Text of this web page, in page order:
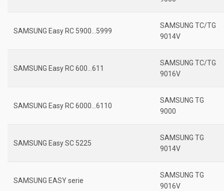
SAMSUNG Easy RC 5900…5999
SAMSUNG TC/TG
9014V
SAMSUNG Easy RC 600…611
SAMSUNG TC/TG
9016V
SAMSUNG Easy RC 6000…6110
SAMSUNG TG
9000
SAMSUNG Easy SC 5225
SAMSUNG TG
9014V
SAMSUNG EASY serie
SAMSUNG TG
9016V